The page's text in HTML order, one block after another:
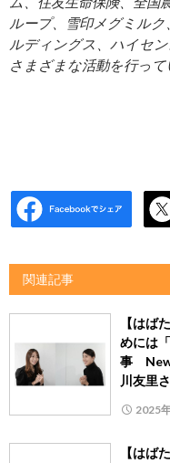
ループ、雪印メグミル
ルディングス、ハイセ
さまざまな活動を行って
関連記事
【はば
めには
事
川友里
2025
【はば